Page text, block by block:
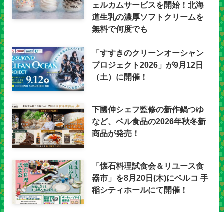
ェルカムサービスを開始！北海
道生乳の濃厚ソフトクリームを
無料で何度でも
「すすきのクリーンオーシャン
プロジェクト2026」が9月12日
（土）に開催！
下國伸シェフ監修の新作鍋つゆ
など、ベル食品の2026年秋冬新
商品が発売！
「懐石料理試食会＆リユース食
器市」を8月20日(木)にベルコ 手
稲シティホールにて開催！